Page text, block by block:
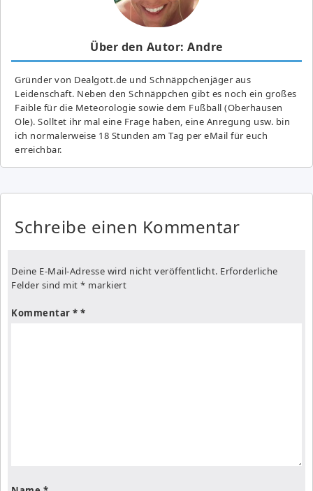
Über den Autor: Andre
Gründer von Dealgott.de und Schnäppchenjäger aus
Leidenschaft. Neben den Schnäppchen gibt es noch ein großes
Fai­ble für die Meteorologie sowie dem Fußball (Oberhausen
Ole). Solltet ihr mal eine Frage haben, eine Anregung usw. bin
ich normalerweise 18 Stunden am Tag per eMail für euch
erreichbar.
Schreibe einen Kommentar
Deine E-Mail-Adresse wird nicht veröffentlicht. Erforderliche
Felder sind mit * markiert
Kommentar *